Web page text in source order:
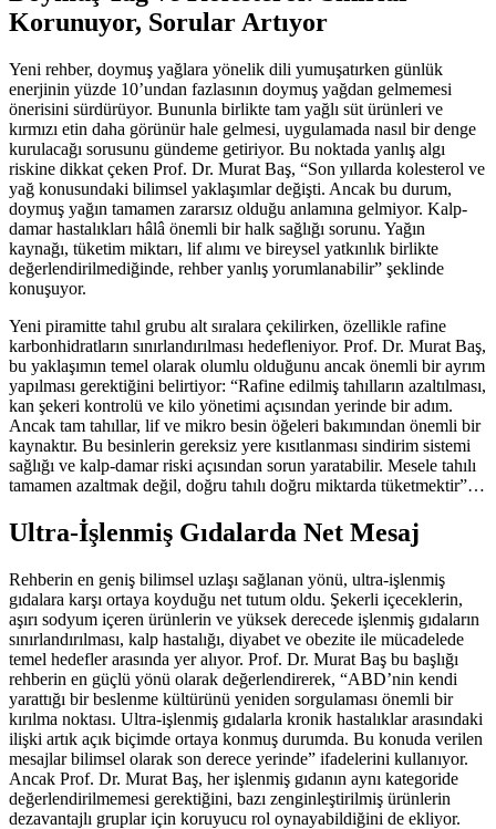
Korunuyor, Sorular Artıyor
Yeni rehber, doymuş yağlara yönelik dili yumuşatırken günlük
enerjinin yüzde 10’undan fazlasının doymuş yağdan gelmemesi
önerisini sürdürüyor. Bununla birlikte tam yağlı süt ürünleri ve
kırmızı etin daha görünür hale gelmesi, uygulamada nasıl bir denge
kurulacağı sorusunu gündeme getiriyor. Bu noktada yanlış algı
riskine dikkat çeken Prof. Dr. Murat Baş, “Son yıllarda kolesterol ve
yağ konusundaki bilimsel yaklaşımlar değişti. Ancak bu durum,
doymuş yağın tamamen zararsız olduğu anlamına gelmiyor. Kalp-
damar hastalıkları hâlâ önemli bir halk sağlığı sorunu. Yağın
kaynağı, tüketim miktarı, lif alımı ve bireysel yatkınlık birlikte
değerlendirilmediğinde, rehber yanlış yorumlanabilir” şeklinde
konuşuyor.
Yeni piramitte tahıl grubu alt sıralara çekilirken, özellikle rafine
karbonhidratların sınırlandırılması hedefleniyor. Prof. Dr. Murat Baş,
bu yaklaşımın temel olarak olumlu olduğunu ancak önemli bir ayrım
yapılması gerektiğini belirtiyor: “Rafine edilmiş tahılların azaltılması,
kan şekeri kontrolü ve kilo yönetimi açısından yerinde bir adım.
Ancak tam tahıllar, lif ve mikro besin öğeleri bakımından önemli bir
kaynaktır. Bu besinlerin gereksiz yere kısıtlanması sindirim sistemi
sağlığı ve kalp-damar riski açısından sorun yaratabilir. Mesele tahılı
tamamen azaltmak değil, doğru tahılı doğru miktarda tüketmektir”…
Ultra-İşlenmiş Gıdalarda Net Mesaj
Rehberin en geniş bilimsel uzlaşı sağlanan yönü, ultra-işlenmiş
gıdalara karşı ortaya koyduğu net tutum oldu. Şekerli içeceklerin,
aşırı sodyum içeren ürünlerin ve yüksek derecede işlenmiş gıdaların
sınırlandırılması, kalp hastalığı, diyabet ve obezite ile mücadelede
temel hedefler arasında yer alıyor. Prof. Dr. Murat Baş bu başlığı
rehberin en güçlü yönü olarak değerlendirerek, “ABD’nin kendi
yarattığı bir beslenme kültürünü yeniden sorgulaması önemli bir
kırılma noktası. Ultra-işlenmiş gıdalarla kronik hastalıklar arasındaki
ilişki artık açık biçimde ortaya konmuş durumda. Bu konuda verilen
mesajlar bilimsel olarak son derece yerinde” ifadelerini kullanıyor.
Ancak Prof. Dr. Murat Baş, her işlenmiş gıdanın aynı kategoride
değerlendirilmemesi gerektiğini, bazı zenginleştirilmiş ürünlerin
dezavantajlı gruplar için koruyucu rol oynayabildiğini de ekliyor.